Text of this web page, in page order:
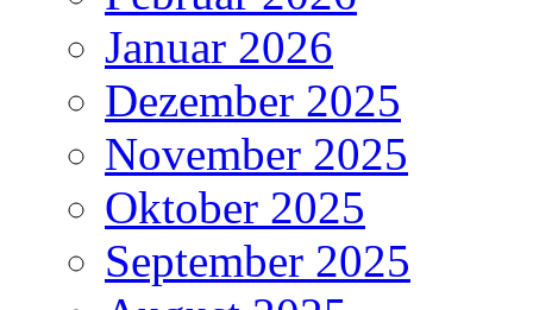
Januar 2026
Dezember 2025
November 2025
Oktober 2025
September 2025